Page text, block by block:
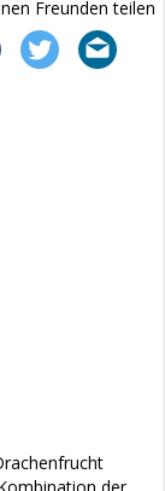
Freunden teilen